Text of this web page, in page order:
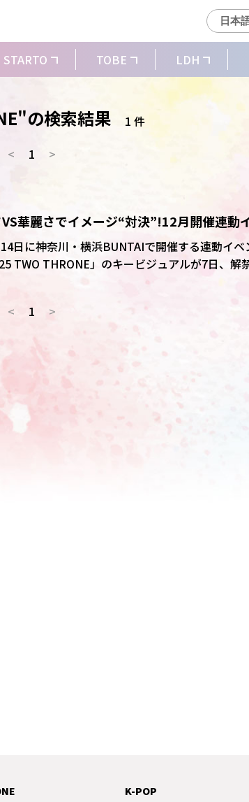
日本
STARTO TOBE LDH
の検索結果
1 件
<
1 >
華麗さでイメージ“対決”!12月開催連動
ジュアル解禁
日に神奈川・横浜BUNTAIで開催する連動イベ
TWO THRONE」のキービジュアルが7日、解
< 1 >
K-POP